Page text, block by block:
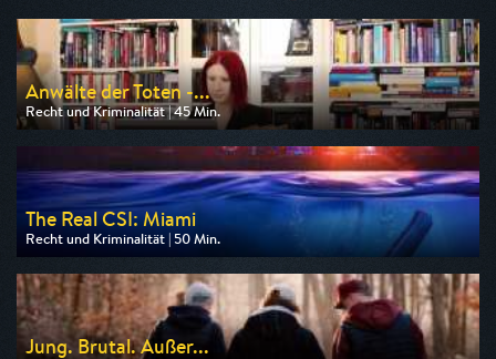
Anwälte der Toten -...
Recht und Kriminalität | 45 Min.
Ausgestrahlt von n-tv
am 09.08.2026, 20:15
The Real CSI: Miami
Recht und Kriminalität | 50 Min.
Ausgestrahlt von Nitro
am 10.08.2026, 20:15
Jung. Brutal. Außer...